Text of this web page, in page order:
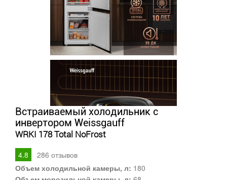
Встраиваемый холодильник с
инвертором Weissgauff
WRKI 178 Total NoFrost
4.8 286 отзывов
Объем холодильной камеры, л: 180